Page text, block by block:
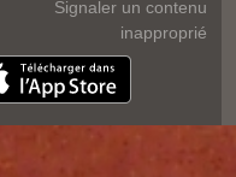
Signaler un contenu
inapproprié